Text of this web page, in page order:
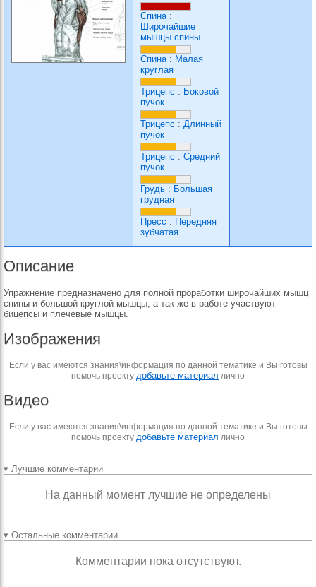
Спина:
Широчайшие
мышцы спины
Спина: Малая
круглая
Трицепс : Боковой
пучок
Трицепс : Длинный
пучок
Трицепс : Средний
пучок
Грудь : Большая
грудная
Пресс : Передняя
зубчатая
Описание
Упражнение предназначено для полной проработки широчайших мышц
спины и большой круглой мышцы, а так же в работе участвуют
бицепсы и плечевые мышцы.
Изображения
Если у вас имеются знания\информация по данной тематике и Вы готовы
помочь проекту добавьте материал лично
Видео
Если у вас имеются знания\информация по данной тематике и Вы готовы
помочь проекту добавьте материал лично
▾ Лучшие комментарии
На данный момент лучшие не определены
▾ Остальные комментарии
Комментарии пока отсутствуют.